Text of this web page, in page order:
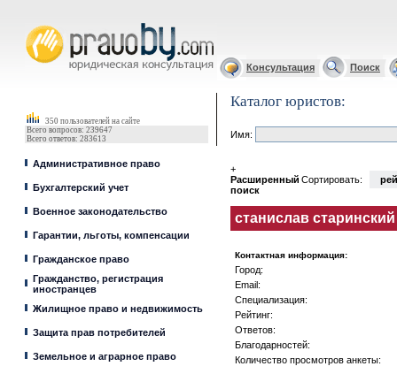
Консультация Поиск
350 пользователей на сайте
Всего вопросов: 239647
Всего ответов: 283613
Административное право
Бухгалтерский учет
Военное законодательство
Гарантии, льготы, компенсации
Гражданское право
Гражданство, регистрация
иностранцев
Жилищное право и недвижимость
Защита прав потребителей
Земельное и аграрное право
Каталог юристов:
Имя:
+
Расширенный
поиск
Сортировать:
станислав старинский
Контактная информация:
Город:
Email:
Специализация:
Рейтинг:
Ответов:
Благодарностей:
Количество просмотров анкеты: